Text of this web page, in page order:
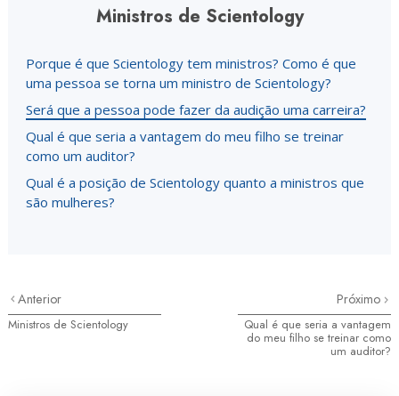
Ministros de Scientology
Porque é que Scientology tem ministros? Como é que
uma pessoa se torna um ministro de Scientology?
Será que a pessoa pode fazer da audição uma carreira?
Qual é que seria a vantagem do meu filho se treinar
como um auditor?
Qual é a posição de Scientology quanto a ministros que
são mulheres?
Anterior
Ministros de Scientology
Próximo
Qual é que seria a vantagem
do meu filho se treinar como
um auditor?